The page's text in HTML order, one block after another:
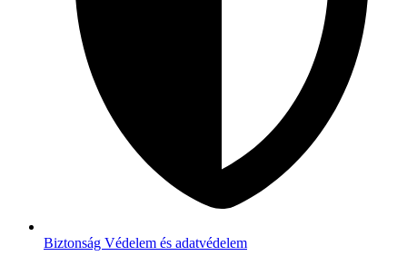
Biztonság Védelem és adatvédelem